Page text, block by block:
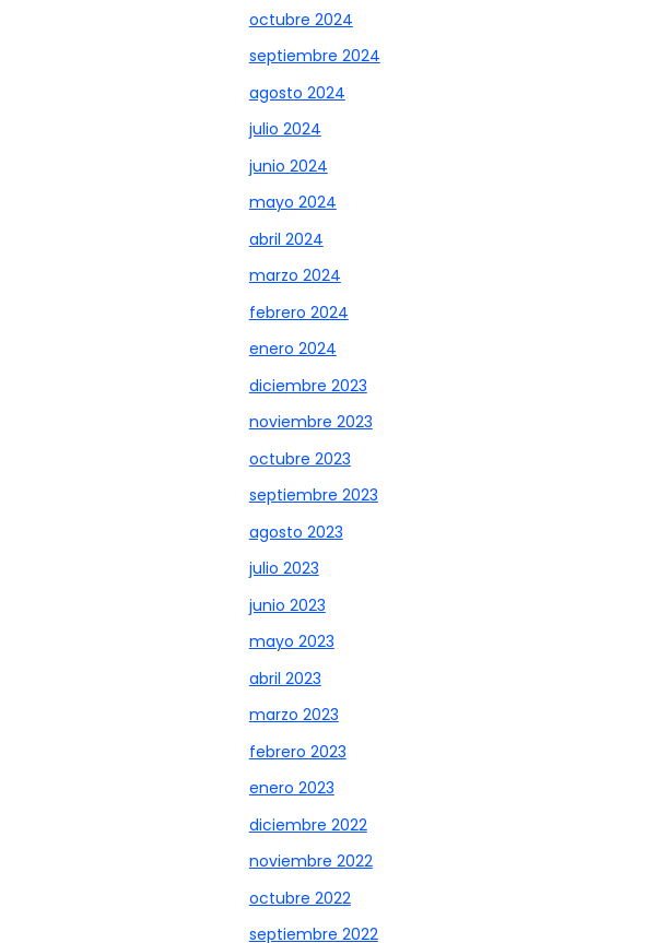
octubre 2024
septiembre 2024
agosto 2024
julio 2024
junio 2024
mayo 2024
abril 2024
marzo 2024
febrero 2024
enero 2024
diciembre 2023
noviembre 2023
octubre 2023
septiembre 2023
agosto 2023
julio 2023
junio 2023
mayo 2023
abril 2023
marzo 2023
febrero 2023
enero 2023
diciembre 2022
noviembre 2022
octubre 2022
septiembre 2022